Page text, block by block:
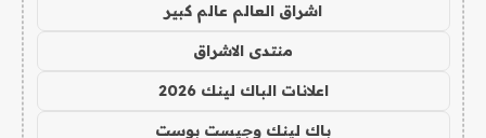
اشراق العالم عالم كبير
منتدى الاشراق
اعلانات الباك لينك 2026
باك لينك وجيست بوست